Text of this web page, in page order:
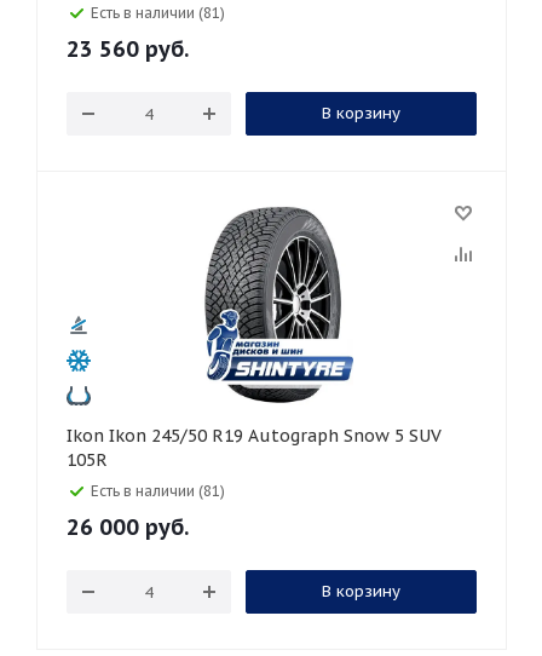
Есть в наличии (81)
23 560 руб.
В корзину
Ikon Ikon 245/50 R19 Autograph Snow 5 SUV
105R
Есть в наличии (81)
26 000 руб.
В корзину